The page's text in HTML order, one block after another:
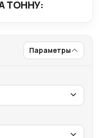
ТОННУ:
Параметры